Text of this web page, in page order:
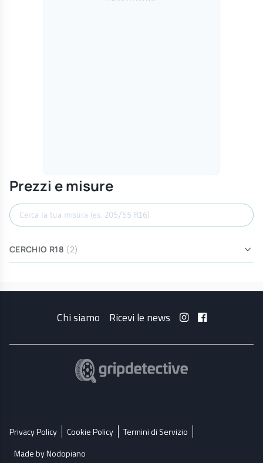
Prezzi e misure
Cerca misura
CERCHIO R18 (2)
Chi siamo Ricevi le news
Privacy Policy Cookie Policy
Termini di Servizio
Made by Nodopiano